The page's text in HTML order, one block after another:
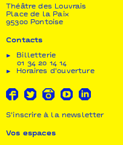
En résidence au
2015/2016).
Théâtre des Louvrais
Place de la Paix
95300 Pontoise
Contacts
Billetterie
01 34 20 14 14
Horaires d'ouverture
S'inscrire à la newsletter
Vos espaces